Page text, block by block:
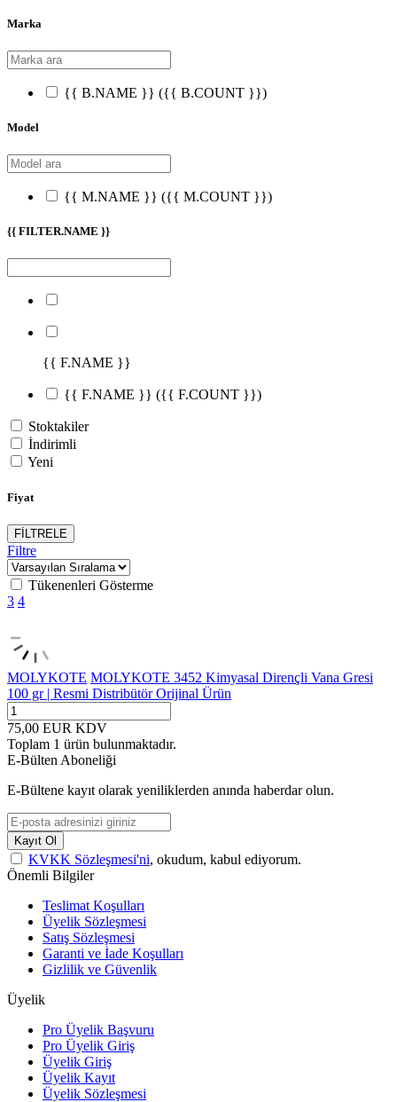
Marka
{{ B.NAME }} ({{ B.COUNT }})
Model
{{ M.NAME }} ({{ M.COUNT }})
{{ FILTER.NAME }}
{{ F.NAME }}
{{ F.NAME }} ({{ F.COUNT }})
Stoktakiler
İndirimli
Yeni
Fiyat
FİLTRELE
Filtre
Tükenenleri Gösterme
3 4
MOLYKOTE MOLYKOTE 3452 Kimyasal Dirençli Vana Gresi
100 gr | Resmi Distribütör Orijinal Ürün
75,00 EUR KDV
Toplam 1 ürün bulunmaktadır.
E-Bülten Aboneliği
E-Bültene kayıt olarak yeniliklerden anında haberdar olun.
Kayıt Ol
KVKK Sözleşmesi'ni, okudum, kabul ediyorum.
Önemli Bilgiler
Teslimat Koşulları
Üyelik Sözleşmesi
Satış Sözleşmesi
Garanti ve İade Koşulları
Gizlilik ve Güvenlik
Üyelik
Pro Üyelik Başvuru
Pro Üyelik Giriş
Üyelik Giriş
Üyelik Kayıt
Üyelik Sözleşmesi